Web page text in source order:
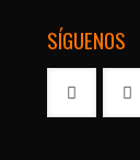
SÍGUENOS